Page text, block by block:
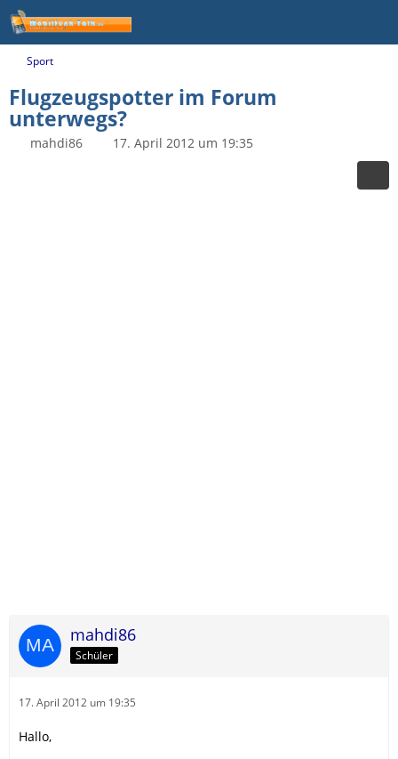
Sport
Flugzeugspotter im Forum
unterwegs?
mahdi86 17. April 2012 um 19:35
mahdi86
Schüler
17. April 2012 um 19:35
Hallo,